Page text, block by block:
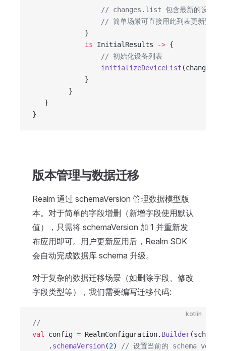
// changes.list 包含最新的设备列
                 // 简单场景可直接用此列表更新数据
             }
             is
InitialResults -> {
                 // 初始化设备列表
                 initializeDeviceList
             }
         }
   }
}
版本管理与数据迁移
Realm 通过 schemaVersion 管理数据模型版
本。对于简单的字段增删（新增字段使用默认
值），只需将 schemaVersion 加 1 并重新发
布应用即可。用户更新应用后，Realm SDK
会自动完成数据库 schema 升级。
对于复杂的数据迁移场景（如删除字段、修改
字段类型等），我们需要编写迁移代码:
kotlin
//
val
config = RealmConfiguration. Builder(schema
    .
schemaVersion(2)
// 设置当前的 schema